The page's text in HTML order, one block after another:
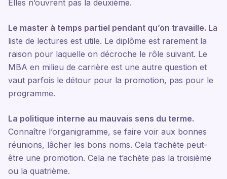
Elles n’ouvrent pas la deuxième.
Le master à temps partiel pendant qu’on travaille. La
liste de lectures est utile. Le diplôme est rarement la
raison pour laquelle on décroche le rôle suivant. Le
MBA en milieu de carrière est une autre question et
vaut parfois le détour pour la promotion, pas pour le
programme.
La politique interne au mauvais sens du terme.
Connaître l’organigramme, se faire voir aux bonnes
réunions, lâcher les bons noms. Cela t’achète peut-
être une promotion. Cela ne t’achète pas la troisième
ou la quatrième.